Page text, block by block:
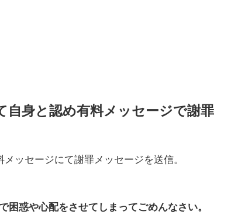
自身と認め有料メッセージで謝罪
ッセージにて謝罪メッセージを送信。
困惑や心配をさせてしまってごめんなさい。